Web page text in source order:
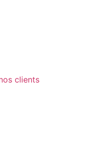
clients